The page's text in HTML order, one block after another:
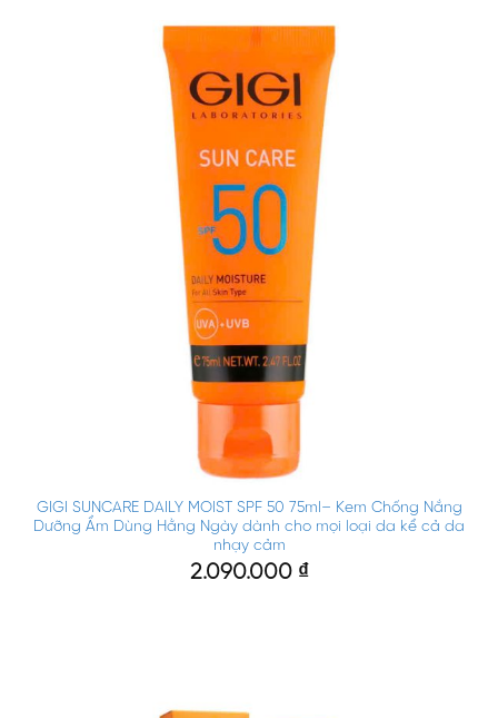
GIGI SUNCARE DAILY MOIST SPF 50 75ml– Kem Chống Nắng
Dưỡng Ẩm Dùng Hằng Ngày dành cho mọi loại da kể cả da
nhạy cảm
2.090.000 ₫